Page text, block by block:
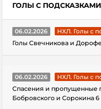
ГОЛЫ С ПОДСКАЗКАМИ
06.02.2026
НХЛ. Голы с
Голы Свечникова и
06.02.2026
НХЛ. Голы с
Спасения и пропущенные
Бобровского и Сорокина